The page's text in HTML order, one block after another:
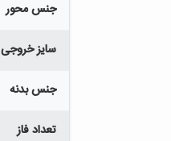
جنس محور
سایز خروجی
جنس بدنه
تعداد فاز